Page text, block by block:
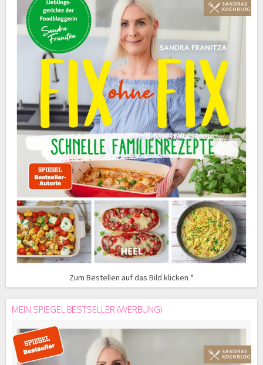
Zum Bestellen auf das Bild klicken *
MEIN SPIEGEL BESTSELLER (WERBUNG)